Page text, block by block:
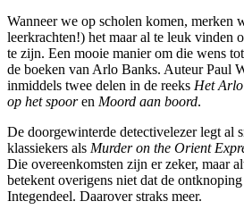
Wanneer we op scholen komen, merken
leerkrachten!) het maar al te leuk vinden
te zijn. Een mooie manier om die wens
de boeken van Arlo Banks. Auteur Paul
inmiddels twee delen in de reeks Het Arlo
op het spooren Moord aan boord.
De doorgewinterde detectivelezer legt al
klassiekers als Murder on the Orient
Die overeenkomsten zijn er zeker, maar
betekent overigens niet dat de
Integendeel. Daarover straks meer.